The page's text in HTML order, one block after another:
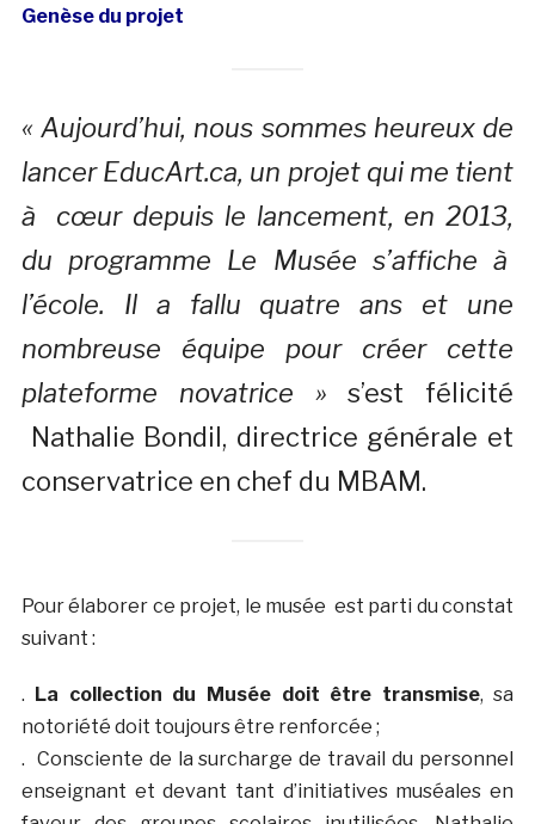
Genèse du projet
« Aujourd’hui, nous sommes heureux de
lancer EducArt.ca, un projet qui me tient
à cœur depuis le lancement, en 2013,
du programme Le Musée s’affiche à
l’école. Il a fallu quatre ans et une
nombreuse équipe pour créer cette
plateforme novatrice » s’est félicité
Nathalie Bondil, directrice générale et
conservatrice en chef du MBAM.
Pour élaborer ce projet, le musée est parti du constat
suivant :
. La collection du Musée doit être transmise, sa
notoriété doit toujours être renforcée ;
. Consciente de la surcharge de travail du personnel
enseignant et devant tant d’initiatives muséales en